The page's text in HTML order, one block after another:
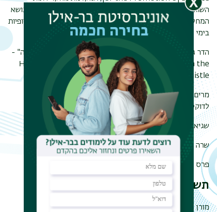
השוואתי בשיתוף המחלקה ללימודי דתות באוניברסיטת טוקיו. נושא
המחקר ההשוואתי: "בין יהדות לזן-בודהיזם: השוואה של פילוסופיות
בימי הביניים, בין הרמב"ם למייסד הסוטו-זן דוגן זנג'י".
הדר גלרון זוכה בפרס על תפקידה בהצגה (שגם ביימה) "שריקה" -
Hadar Galron is a Best Lead Performer finalist in the
Birthday Honour Awards for "Whistle"
מרים מלאכי זוכת פרס נשיא האוניברסיטה ודקנית בל"מ
לדוקטורנטיות.ים על פרסומים
שגיא ראם זוכה בתואר מצטיין רקטור
שרה בר יוסף זוכת פרס לתלמידי מחקר של מכון "יד ושם"
פרס המחלקה המצטיינת בהוראה למחלקה לספרות משווה
תשפ"א
מורן הרפז פרל זוכת פרס לתלמידי מחקר של מכון "יד ושם"